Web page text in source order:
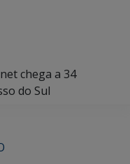
chega a 34
do Sul